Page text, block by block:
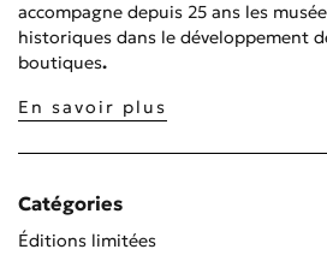
accompagne depuis 25 ans les
historiques dans le développement
boutiques.
En savoir plus
Catégories
Éditions limitées